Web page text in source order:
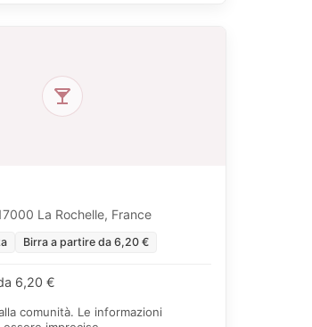
La Rochelle, France
Birra a partire da 6,20 €
6,20 €
comunità. Le informazioni